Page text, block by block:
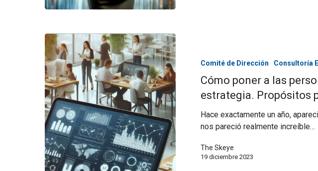
Comité de Dirección Consultoría
Cómo poner a las
estrategia. Propósitos
Hace exactamente un año,
nos pareció realmente increíble…
The Skeye
19 diciembre 2023